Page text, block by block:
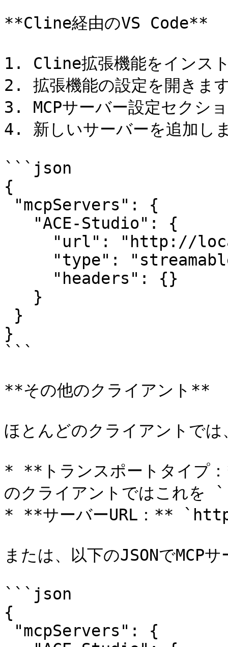
**Cline経由のVS Code**
1. Cline拡張機能をインス
2. 拡張機能の設定を開きま
3. MCPサーバー設定セクシ
4. 新しいサーバーを追加し
```json
{
}
```
**その他のクライアント**
ほとんどのクライアントで
* **トランスポートタイプ
のクライアントではこれを
* **サーバーURL：**
または、以下のJSONでMCP
```json
{